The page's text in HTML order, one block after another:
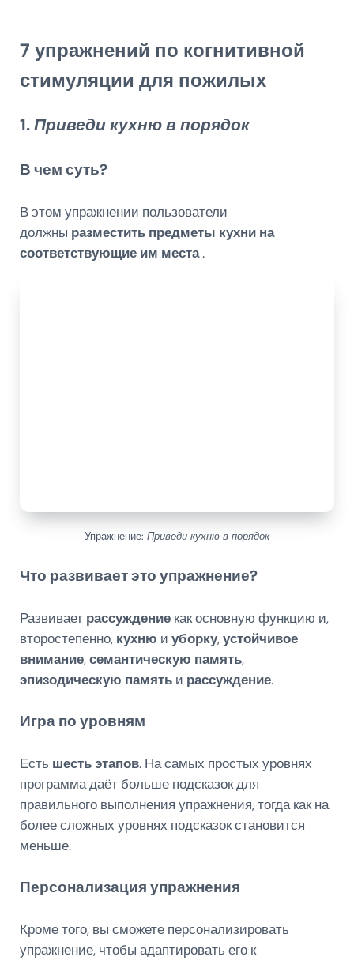
7 упражнений по когнитивной
стимуляции для пожилых
1.Приведи кухню в порядок
В чем суть?
В этом упражнении пользователи
должны разместить предметы кухни на
соответствующие им места.
Упражнение: Приведи кухню в порядок
Что развивает это упражнение?
Развивает рассуждениекак основную функцию и,
второстепенно, кухню и уборку,устойчивое
внимание,семантическую память,
эпизодическую памятьи рассуждение.
Игра по уровням
Есть шесть этапов. На самых простых уровнях
программа даёт больше подсказок для
правильного выполнения упражнения, тогда как на
более сложных уровнях подсказок становится
меньше.
Персонализация упражнения
Кроме того, вы сможете персонализировать
упражнение, чтобы адаптировать его к